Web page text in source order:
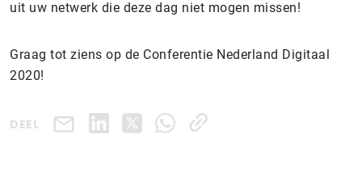
uit uw netwerk die deze dag niet mogen missen!
Graag tot ziens op de Conferentie Nederland Digitaal
2020!
DEEL